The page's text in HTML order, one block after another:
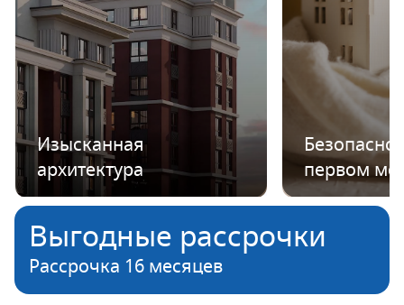
Изысканная
архитектура
первом
Выгодные рассрочки
Рассрочка 16 месяцев